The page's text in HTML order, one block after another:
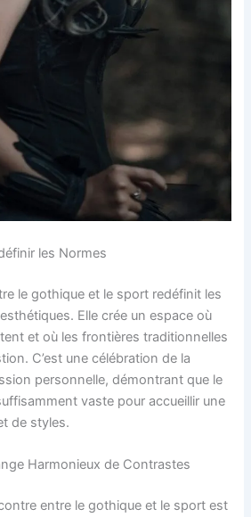
les Normes
le gothique et le sport redéfinit les
Elle crée un espace où
et où les frontières traditionnelles
C’est une célébration de la
personnelle, démontrant que le
vaste pour accueillir une
de styles.
Harmonieux de Contrastes
entre le gothique et le sport est